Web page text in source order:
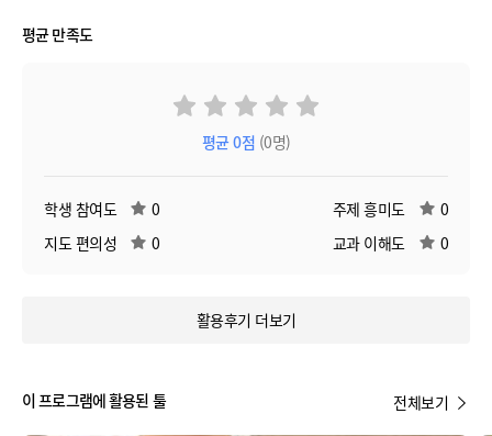
평균 만족도
평균0점 (0명)
학생 참여도 0 주제 흥미도
0
지도 편의성
0 교과 이해도 0
활용후기 더보기
이 프로그램에 활용된 툴 전체보기